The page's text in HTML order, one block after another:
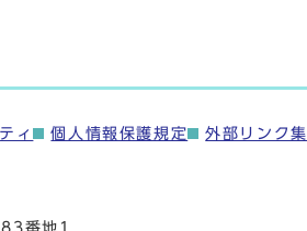
ィ 個人情報保護規定 外部リンク集
番地1